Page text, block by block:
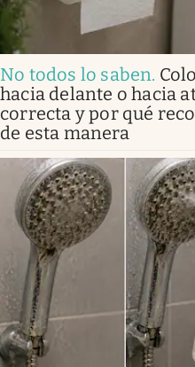
No todos lo saben.
hacia delante o hacia
correcta y por qué
de esta manera